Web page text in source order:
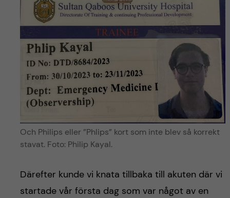
Och Philips eller ”Phlips” kort som inte blev så korrekt
stavat. Foto: Philip Kayal.
Därefter kunde vi knata tillbaka till akuten där vi
startade vår första dag som var något av en